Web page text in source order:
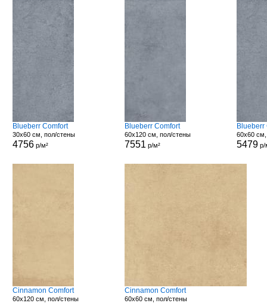
Blueberr Comfort
30x60 см, пол/стены
4756р/м²
Blueberr Comfort
60x120 см, пол/стены
7551 р/м²
Blueberr
60x60
5479 р/
Cinnamon Comfort
60x120 см, пол/стены
Cinnamon Comfort
60x60 см, пол/стены